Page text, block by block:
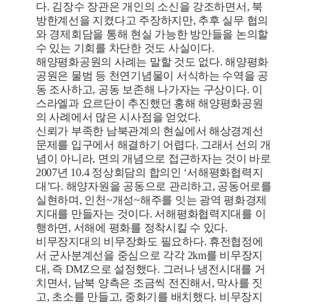
다. 김장수 장관은 개인의 소신을 강조하면서, 북
방한계선을 지켰다고 주장하지만, 추후 실무 협의
와 경제회담을 통해 현실 가능한 방안들을 논의할
수 있는 기회를 차단한 것도 사실이다.
해양평화공원의 사례는 말할 것도 없다. 해양평화
공원은 물범 등 천연기념물이 서식하는 수역을 공
동 조사하고, 공동 보존해 나가자는 구상이다. 이
스라엘과 요르단이 추진했던 홍해 해양평화공원
의 사례에서 많은 시사점을 얻었다.
신뢰가 부족한 남북관계의 현실에서 해상경계선
문제를 입구에서 해결하기 어렵다. 그래서 선의 개
념이 아니라, 면의 개념으로 접근하자는 것이 바로
2007년 10.4 정상회담의 합의인 ‘서해평화협력지
대’다. 해양자원을 공동으로 관리하고, 공동어로를
실현하며, 인천~개성~해주를 잇는 광역 평화경제
지대를 만들자는 것이다. 서해평화협력지대를 이
행하면, 서해에 평화를 정착시킬 수 있다.
비무장지대의 비무장화도 필요하다. 휴전협정에
서 군사분계선을 중심으로 각각 2km를 비무장지
대, 즉 DMZ으로 설정했다. 그러나 냉전시대를 거
치면서, 남북 양측은 조금씩 전진해서, 막사를 짓
고, 초소를 만들고, 중화기를 배치했다. 비무장지